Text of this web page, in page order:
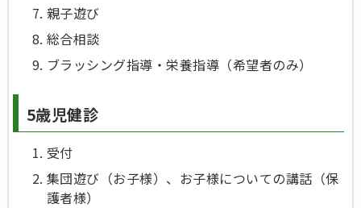
親子遊び
総合相談
ブラッシング指導・栄養指導（希望者のみ）
5歳児健診
受付
集団遊び（お子様）、お子様についての講話（保
護者様）